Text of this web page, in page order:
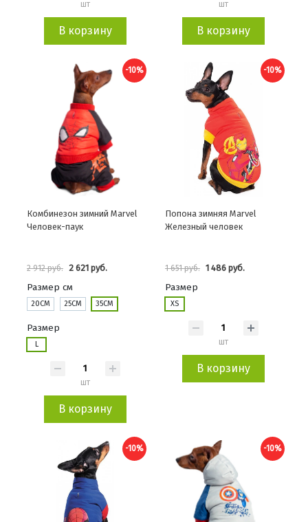
шт
В корзину
шт
В корзину
-10%
Комбинезон зимний Marvel
Человек-паук
2 912 руб. 2 621 руб.
Размер см
20СМ 25СМ 35СМ
Размер
L
шт
В корзину
-10%
Попона зимняя Marvel
Железный человек
1 651 руб. 1 486 руб.
Размер
XS
шт
В корзину
-10% -10%